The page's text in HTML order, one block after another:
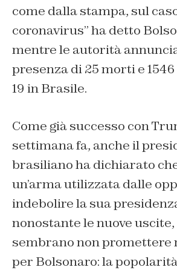
come dalla stampa, sul
coronavirus” ha detto
mentre le autorità
presenza di 25 morti e
19 in Brasile.
Come già successo con
settimana fa, anche il
brasiliano ha dichiarato
un’arma utilizzata dalle
indebolire la sua
nonostante le nuove
sembrano non promettere
per Bolsonaro: la